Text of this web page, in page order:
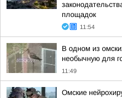
площадок
11:54
В одном из
необычную для
11:49
Омские